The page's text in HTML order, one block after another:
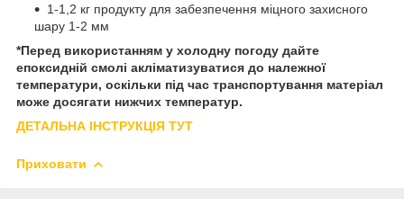
1-1,2 кг продукту для забезпечення міцного захисного
шару 1-2 мм
*Перед використанням у холодну погоду дайте
епоксидній смолі акліматизуватися до належної
температури, оскільки під час транспортування матеріал
може досягати нижчих температур.
ДЕТАЛЬНА ІНСТРУКЦІЯ ТУТ
Приховати